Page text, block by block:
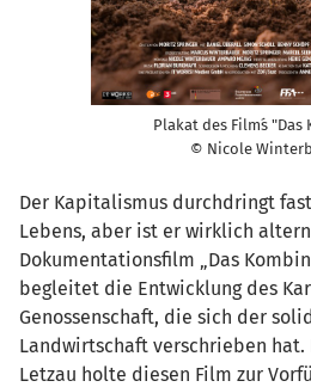
Plakat des Film´s
© Nicole
Der Kapitalismus durchdringt
Lebens, aber ist er wirklich
Dokumentationsfilm „Das
begleitet die Entwicklung des
Genossenschaft, die sich der
Landwirtschaft verschrieben hat.
Letzau holte diesen Film zur